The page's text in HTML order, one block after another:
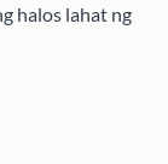
halos lahat ng